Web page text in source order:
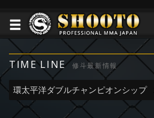
TIME LINE 修斗最新情報
環太平洋ダブルチャンピオンシップ